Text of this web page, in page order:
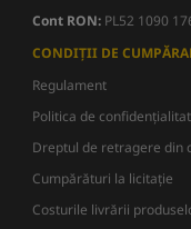
Cont RON: PL52 1090
CONDIȚII DE
Regulament
Politica de
Dreptul de retragere din
Cumpărături la licitație
Costurile livrării